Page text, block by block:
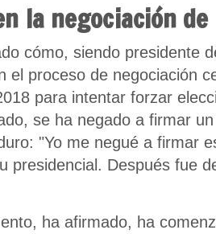
la negociación de
cómo, siendo presidente
el proceso de negociación
para intentar forzar
se ha negado a firmar
"Yo me negué a firmar
presidencial. Después fue
ha afirmado, ha